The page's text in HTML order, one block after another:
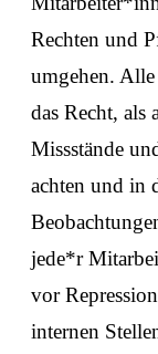
Rechten und
umgehen.
das Recht, als
Missstände
achten und in
jede*r
vor
internen